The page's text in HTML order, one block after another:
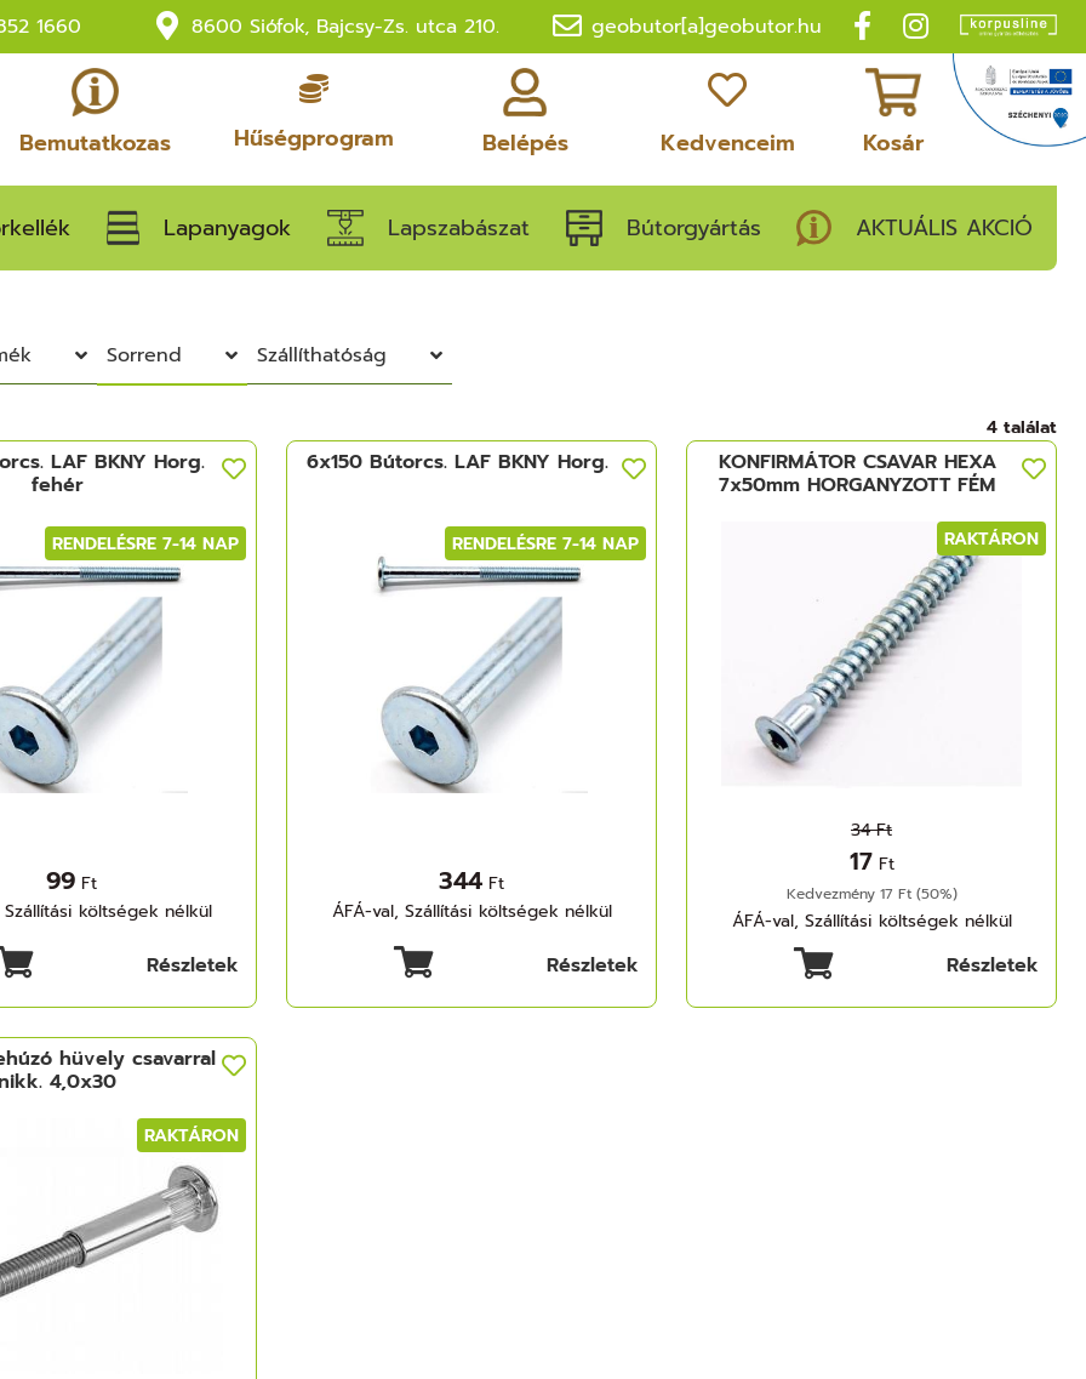
1660 8600 Siófok, Bajcsy-Zs. utca 210. geobutor[a]geobutor.hu
Bemutatkozas Hűségprogram Belépés Kedvenceim Kosár
Lapanyagok Lapszabászat Bútorgyártás AKTUÁLIS AKCIÓ
Sorrend Szállíthatóság
4 találat
RENDELÉSRE 7-14 NAP
LAF BKNY Horg.
fehér
99 Ft
Szállítási költségek nélkül
Részletek
RENDELÉSRE 7-14 NAP
6x150 Bútorcs. LAF BKNY Horg.
344 Ft
ÁFÁ-val, Szállítási költségek nélkül
Részletek
RAKTÁRON
KONFIRMÁTOR CSAVAR HEXA
7x50mm HORGANYZOTT FÉM
34 Ft
17 Ft
Kedvezmény 17 Ft (50%)
ÁFÁ-val, Szállítási költségek nélkül
Részletek
RAKTÁRON
hüvely csavarral
4,0x30